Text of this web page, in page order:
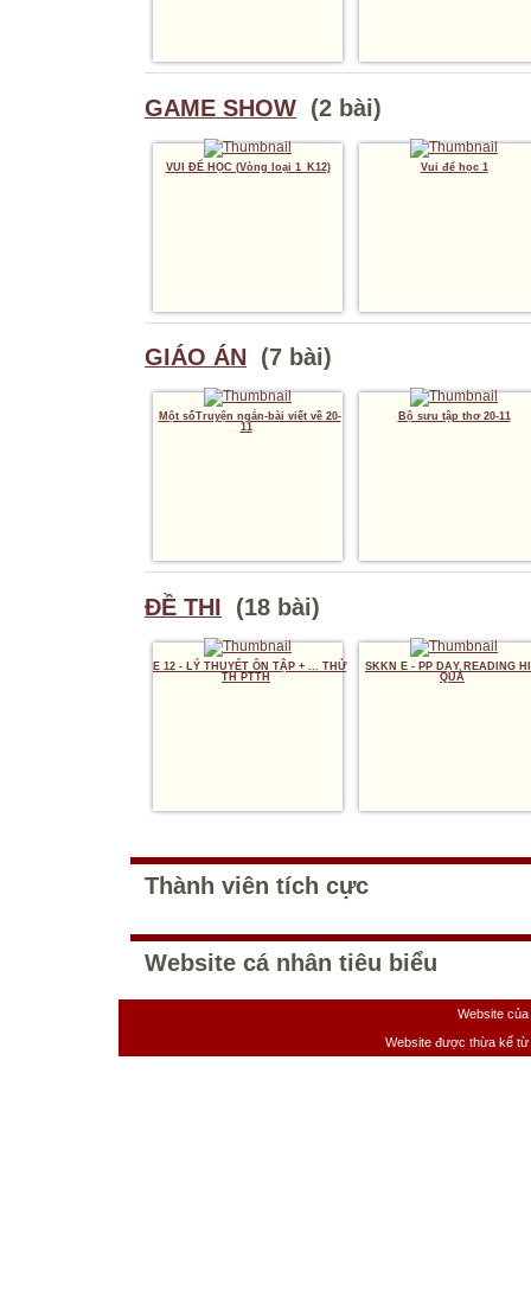
GAME SHOW (2 bài)
VUI ĐỂ HỌC (Vòng loại 1_K12) Vui để học 1
GIÁO ÁN (7 bài)
Một sốTruyện ngắn-bài viết về 20-
11
Bộ sưu tập thơ 20-11
ĐỀ THI (18 bài)
E 12 - LÝ THUYẾT ÔN TẬP + ... THỬ
TH PTTH
SKKN E - PP DẠY READING
QUẢ
Thành viên tích cực
Website cá nhân tiêu biểu
Website
Website được thừa kế từ